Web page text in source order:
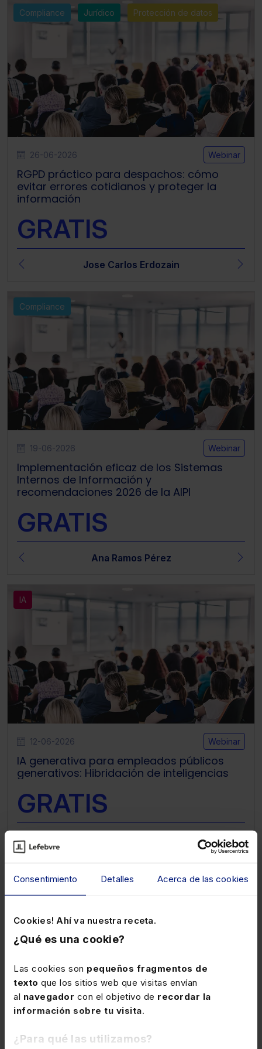
Consentimiento Detalles Acerca de las cookies
Cookies! Ahí va nuestra receta.
¿Qué es una cookie?
Las cookies son pequeños fragmentos de
texto que los sitios web que visitas envían
al navegador con el objetivo de recordar la
información sobre tu visita.
¿Para qué las utilizamos?
Compliance Jurídico Protección de datos
26-06-2026 Webinar
RGPD práctico para despachos: cómo
evitar errores cotidianos y proteger la
información
GRATIS
Jose Carlos Erdozain
Compliance
19-06-2026 Webinar
Implementación eficaz de los Sistemas
Internos de Información y
recomendaciones 2026 de la AIPI
GRATIS
Ana Ramos Pérez
IA
12-06-2026 Webinar
IA generativa para empleados públicos
generativos: Hibridación de inteligencias
GRATIS
IA
Revisa tus contratos sin miedo antes de